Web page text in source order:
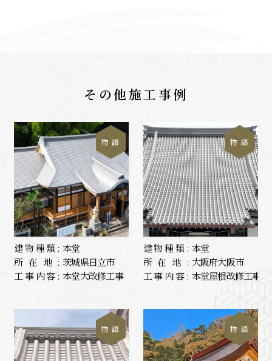
その他施工事例
物 語
建物種類: 本堂
所在地: 茨城県日立市
工事内容: 本堂大改修工事
物 語
建物種類: 本堂
所在地: 大阪府大阪市
工事内容: 本堂屋根改修工事
物 語 物 語